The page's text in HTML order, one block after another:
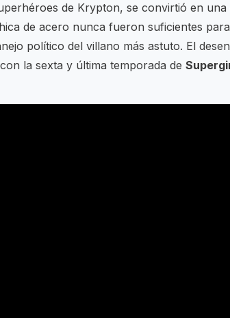
de Krypton, se convirtió en
de acero nunca fueron suficientes
político del villano más astuto. El
con la sexta y última temporada de